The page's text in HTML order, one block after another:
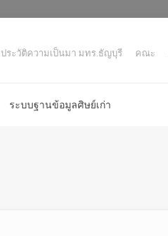
ระบบฐานข้อมูลศิษย์เก่า
ประวัติความเป็นมา มทร.ธัญบุรี คณะ